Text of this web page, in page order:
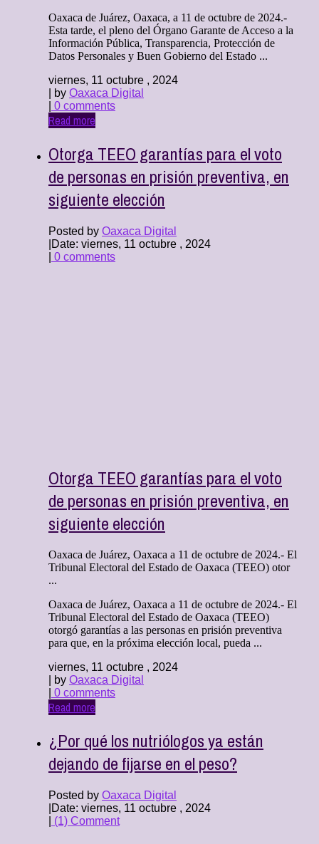
Oaxaca de Juárez, Oaxaca, a 11 de octubre de 2024.-
Esta tarde, el pleno del Órgano Garante de Acceso a la
Información Pública, Transparencia, Protección de
Datos Personales y Buen Gobierno del Estado ...
viernes, 11 octubre , 2024
| by Oaxaca Digital
0 comments
Read more
Otorga TEEO garantías para el voto
de personas en prisión preventiva, en
siguiente elección
Posted by Oaxaca Digital
Date: viernes, 11 octubre , 2024
0 comments
Otorga TEEO garantías para el voto
de personas en prisión preventiva, en
siguiente elección
Oaxaca de Juárez, Oaxaca a 11 de octubre de 2024.- El
Tribunal Electoral del Estado de Oaxaca (TEEO) otor
...
Oaxaca de Juárez, Oaxaca a 11 de octubre de 2024.- El
Tribunal Electoral del Estado de Oaxaca (TEEO)
otorgó garantías a las personas en prisión preventiva
para que, en la próxima elección local, pueda ...
viernes, 11 octubre , 2024
| by Oaxaca Digital
0 comments
Read more
¿Por qué los nutriólogos ya están
dejando de fijarse en el peso?
Posted by Oaxaca Digital
Date: viernes, 11 octubre , 2024
(1) Comment